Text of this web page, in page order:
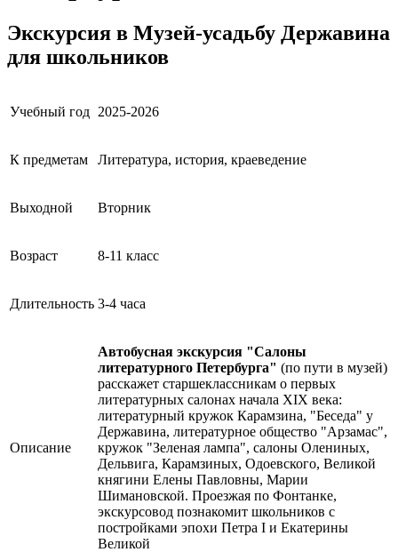
Экскурсия в Музей-усадьбу Державина
для школьников
Учебный год 2025-2026
К предметам Литература, история, краеведение
Выходной Вторник
Возраст 8-11 класс
Длительность 3-4 часа
Описание
Автобусная экскурсия "Салоны
литературного Петербурга" (по пути в музей)
расскажет старшеклассникам о первых
литературных салонах начала XIX века:
литературный кружок Карамзина, "Беседа" у
Державина, литературное общество "Арзамас",
кружок "Зеленая лампа", салоны Олениных,
Дельвига, Карамзиных, Одоевского, Великой
княгини Елены Павловны, Марии
Шимановской. Проезжая по Фонтанке,
экскурсовод познакомит школьников с
постройками эпохи Петра I и Екатерины
Великой